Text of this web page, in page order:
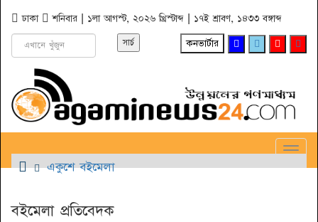
ঢাকা
শনিবার | ১লা আগস্ট, ২০২৬ খ্রিস্টাব্দ | ১৭ই শ্রাবণ, ১৪৩৩ বঙ্গাব্দ
কনভার্টার
একুশে বইমেলা
বইমেলা প্রতিবেদক